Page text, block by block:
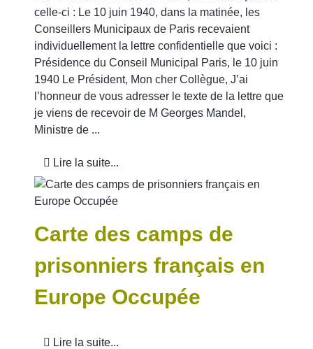
celle-ci : Le 10 juin 1940, dans la matinée, les
Conseillers Municipaux de Paris recevaient
individuellement la lettre confidentielle que voici :
Présidence du Conseil Municipal Paris, le 10 juin
1940 Le Président, Mon cher Collègue, J’ai
l’honneur de vous adresser le texte de la lettre que
je viens de recevoir de M Georges Mandel,
Ministre de ...
Lire la suite...
Carte des camps de
prisonniers français en
Europe Occupée
Lire la suite...